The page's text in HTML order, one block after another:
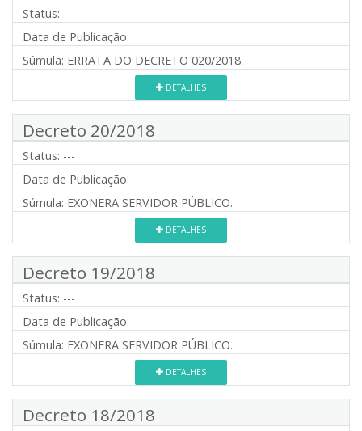
Status: ---
Data de Publicação:
Súmula: ERRATA DO DECRETO 020/2018.
DETALHES
Decreto 20/2018
Status: ---
Data de Publicação:
Súmula: EXONERA SERVIDOR PÚBLICO.
DETALHES
Decreto 19/2018
Status: ---
Data de Publicação:
Súmula: EXONERA SERVIDOR PÚBLICO.
DETALHES
Decreto 18/2018